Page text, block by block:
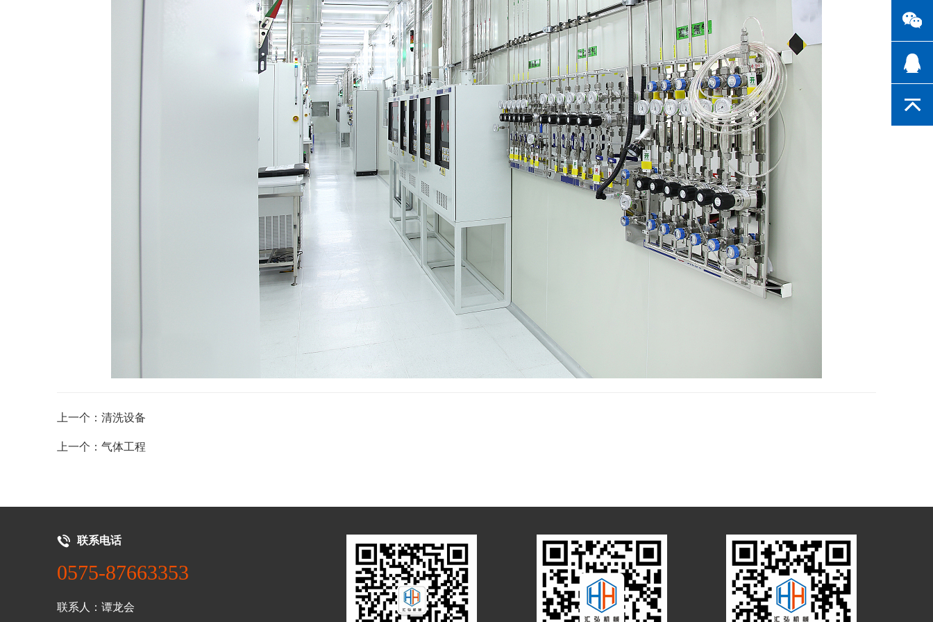
上一个：清洗设备
上一个：气体工程
联系电话
0575-87663353
联系人：谭龙会